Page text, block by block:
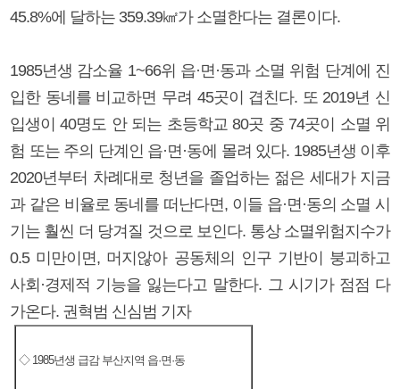
45.8%에 달하는 359.39㎢가 소멸한다는 결론이다.
1985년생 감소율 1~66위 읍·면·동과 소멸 위험 단계에 진
입한 동네를 비교하면 무려 45곳이 겹친다. 또 2019년 신
입생이 40명도 안 되는 초등학교 80곳 중 74곳이 소멸 위
험 또는 주의 단계인 읍·면·동에 몰려 있다. 1985년생 이후
2020년부터 차례대로 청년을 졸업하는 젊은 세대가 지금
과 같은 비율로 동네를 떠난다면, 이들 읍·면·동의 소멸 시
기는 훨씬 더 당겨질 것으로 보인다. 통상 소멸위험지수가
0.5 미만이면, 머지않아 공동체의 인구 기반이 붕괴하고
사회·경제적 기능을 잃는다고 말한다. 그 시기가 점점 다
가온다. 권혁범 신심범 기자
◇ 1985년생 급감 부산지역 읍·면·동